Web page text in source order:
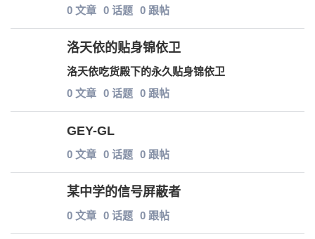
0 文章 0 话题 0 跟帖
洛天依的贴身锦依卫
洛天依吃货殿下的永久贴身锦依卫
0 文章 0 话题 0 跟帖
GEY-GL
0 文章 0 话题 0 跟帖
某中学的信号屏蔽者
0 文章 0 话题 0 跟帖
您没有权限发布内容，请购买会员或者提升权
限。